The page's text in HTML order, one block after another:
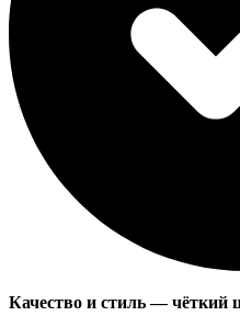
Качество и стиль— чёткий